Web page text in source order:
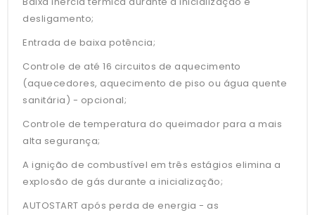
desligamento;
Entrada de baixa potência;
Controle de até 16 circuitos de aquecimento
(aquecedores, aquecimento de piso ou água quente
sanitária) - opcional;
Controle de temperatura do queimador para a mais
alta segurança;
A ignição de combustível em três estágios elimina a
explosão de gás durante a inicialização;
AUTOSTART após perda de energia - as